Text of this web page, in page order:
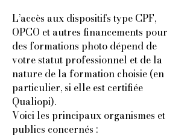
L’accès aux dispositifs type CPF,
OPCO et autres financements pour
des formations photo dépend de
votre statut professionnel et de la
nature de la formation choisie (en
particulier, si elle est certifiée
Qualiopi).
Voici les principaux organismes et
publics concernés :​​